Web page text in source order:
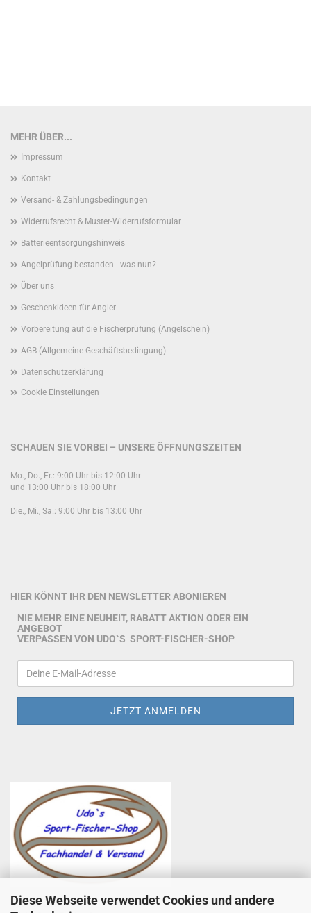
Diese Webseite verwendet Cookies und andere
MEHR ÜBER...
Impressum
Kontakt
Versand- & Zahlungsbedingungen
Widerrufsrecht & Muster-Widerrufsformular
Batterieentsorgungshinweis
Angelprüfung bestanden - was nun?
Über uns
Geschenkideen für Angler
Vorbereitung auf die Fischerprüfung (Angelschein)
AGB (Allgemeine Geschäftsbedingung)
Datenschutzerklärung
Cookie Einstellungen
SCHAUEN SIE VORBEI – UNSERE ÖFFNUNGSZEITEN
Mo., Do., Fr.: 9:00 Uhr bis 12:00 Uhr
und 13:00 Uhr bis 18:00 Uhr
Die., Mi., Sa.: 9:00 Uhr bis 13:00 Uhr
HIER KÖNNT IHR DEN NEWSLETTER ABONIEREN
NIE MEHR EINE NEUHEIT, RABATT AKTION ODER EIN
ANGEBOT
VERPASSEN VON UDO`S SPORT-FISCHER-SHOP
Udo Totzauer